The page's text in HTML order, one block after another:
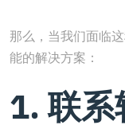
那么，当我们面临
能的解决方案：
1. 联